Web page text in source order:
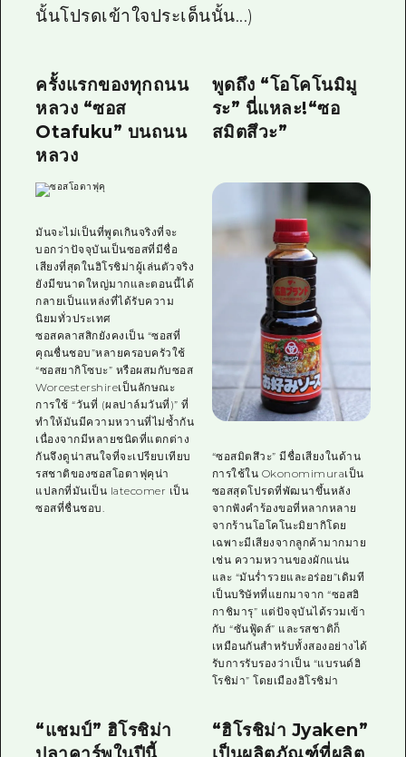
นั้นโปรดเข้าใจประเด็นนั้น...)
ครั้งแรกของทุกถนน
หลวง “ซอส
Otafuku” บนถนน
หลวง
มันจะไม่เป็นที่พูดเกินจริงที่จะ
บอกว่าปัจจุบันเป็นซอสที่มีชื่อ
เสียงที่สุดในฮิโรชิม่าผู้เล่นตัวจริง
ยังมีขนาดใหญ่มากและตอนนี้ได้
กลายเป็นแหล่งที่ได้รับความ
นิยมทั่วประเทศ
ซอสคลาสสิกยังคงเป็น “ซอสที่
คุณชื่นชอบ”หลายครอบครัวใช้
“ซอสยากิโซบะ” หรือผสมกับซอส
Worcestershireเป็นลักษณะ
การใช้ “วันที่ (ผลปาล์มวันที่)” ที่
ทำให้มันมีความหวานที่ไม่ซ้ำกัน
เนื่องจากมีหลายชนิดที่แตกต่าง
กันจึงดูน่าสนใจที่จะเปรียบเทียบ
รสชาติของซอสโอตาฟุคุน่า
แปลกที่มันเป็น latecomer เป็น
ซอสที่ชื่นชอบ.
พูดถึง “โอโคโนมิมู
ระ” นี่แหละ!“ซอ
สมิตสึวะ”
“ซอสมิตสึวะ” มีชื่อเสียงในด้าน
การใช้ใน Okonomimuraเป็น
ซอสสุดโปรดที่พัฒนาขึ้นหลัง
จากฟังคำร้องขอที่หลากหลาย
จากร้านโอโคโนะมิยากิโดย
เฉพาะมีเสียงจากลูกค้ามากมาย
เช่น ความหวานของผักแน่น
และ “มันร่ำรวยและอร่อย”เดิมที
เป็นบริษัทที่แยกมาจาก “ซอสฮิ
กาชิมารุ” แต่ปัจจุบันได้รวมเข้า
กับ “ซันฟู้ดส์” และรสชาติก็
เหมือนกันสำหรับทั้งสองอย่างได้
รับการรับรองว่าเป็น “แบรนด์ฮิ
โรชิม่า” โดยเมืองฮิโรชิม่า
“แชมป์” ฮิโรชิม่า
“ฮิโรชิม่า Jyaken”